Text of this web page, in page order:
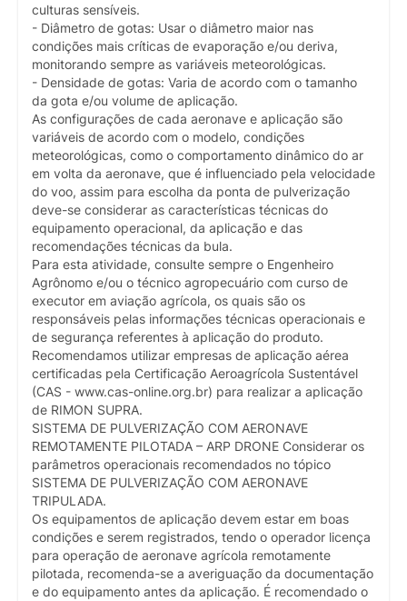
culturas sensíveis.
- Diâmetro de gotas: Usar o diâmetro maior nas
condições mais críticas de evaporação e/ou deriva,
monitorando sempre as variáveis meteorológicas.
- Densidade de gotas: Varia de acordo com o tamanho
da gota e/ou volume de aplicação.
As configurações de cada aeronave e aplicação são
variáveis de acordo com o modelo, condições
meteorológicas, como o comportamento dinâmico do ar
em volta da aeronave, que é influenciado pela velocidade
do voo, assim para escolha da ponta de pulverização
deve-se considerar as características técnicas do
equipamento operacional, da aplicação e das
recomendações técnicas da bula.
Para esta atividade, consulte sempre o Engenheiro
Agrônomo e/ou o técnico agropecuário com curso de
executor em aviação agrícola, os quais são os
responsáveis pelas informações técnicas operacionais e
de segurança referentes à aplicação do produto.
Recomendamos utilizar empresas de aplicação aérea
certificadas pela Certificação Aeroagrícola Sustentável
(CAS - www.cas-online.org.br) para realizar a aplicação
de RIMON SUPRA.
SISTEMA DE PULVERIZAÇÃO COM AERONAVE
REMOTAMENTE PILOTADA – ARP DRONE Considerar os
parâmetros operacionais recomendados no tópico
SISTEMA DE PULVERIZAÇÃO COM AERONAVE
TRIPULADA.
Os equipamentos de aplicação devem estar em boas
condições e serem registrados, tendo o operador licença
para operação de aeronave agrícola remotamente
pilotada, recomenda-se a averiguação da documentação
e do equipamento antes da aplicação. É recomendado o